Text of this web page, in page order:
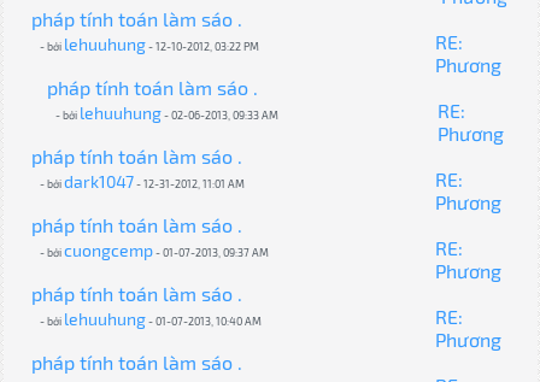
pháp tính toán làm sáo .
- bởi lehuuhung- 12-10-2012, 03:22 PM
RE:
Phương
pháp tính toán làm sáo .
- bởi lehuuhung- 02-06-2013, 09:33 AM
RE:
Phương
pháp tính toán làm sáo .
- bởidark1047 - 12-31-2012, 11:01 AM
RE:
Phương
pháp tính toán làm sáo .
- bởicuongcemp- 01-07-2013, 09:37 AM
RE:
Phương
pháp tính toán làm sáo .
- bởi lehuuhung- 01-07-2013, 10:40 AM
RE:
Phương
pháp tính toán làm sáo .